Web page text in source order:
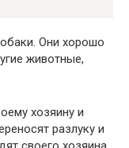
Они хорошо
животные,
хозяину и
разлуку и